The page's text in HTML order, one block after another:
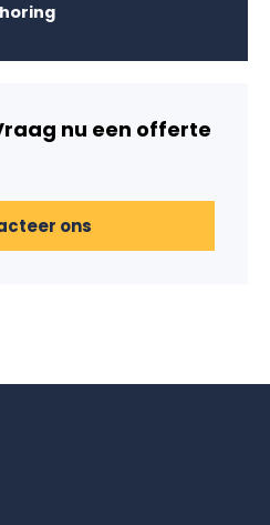
nu een offerte
ons